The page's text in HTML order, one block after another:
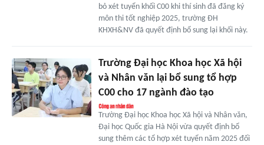
bỏ xét tuyển khối C00 khi thí sinh đã đăng ký
môn thi tốt nghiệp 2025, trường ĐH
KHXH&NV đã quyết định bổ sung lại khối này.
Trường Đại học Khoa học Xã hội
và Nhân văn lại bổ sung tổ hợp
C00 cho 17 ngành đào tạo
Trường Đại học Khoa học Xã hội và Nhân văn,
Đại học Quốc gia Hà Nội vừa quyết định bổ
sung thêm các tổ hợp xét tuyển năm 2025 đối